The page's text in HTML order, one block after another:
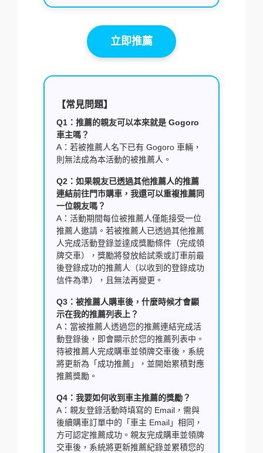
立即推薦
【常見問題】
Q1：推薦的親友可以本來就是 Gogoro
車主嗎？
A：若被推薦人名下已有 Gogoro 車輛，
則無法成為本活動的被推薦人。
Q2：如果親友已透過其他推薦人的推薦
連結前往門市購車，我還可以重複推薦同
一位親友嗎？
A：活動期間每位被推薦人僅能接受一位
推薦人邀請。若被推薦人已透過其他推薦
人完成活動登錄並達成獎勵條件（完成領
牌交車），獎勵將發放給試乘或訂車前最
後登錄成功的推薦人（以收到的登錄成功
信件為準），且無法再變更。
Q3：被推薦人購車後，什麼時候才會顯
示在我的推薦列表上？
A：當被推薦人透過您的推薦連結完成活
動登錄後，即會顯示於您的推薦列表中。
待被推薦人完成購車並領牌交車後，系統
將更新為「成功推薦」，並開始累積對應
推薦獎勵。
Q4：我要如何收到車主推薦的獎勵？
A：親友登錄活動時填寫的 Email，需與
後續購車訂單中的「車主 Email」相同，
方可認定推薦成功。親友完成購車並領牌
交車後，系統將更新推薦紀錄並累積您的